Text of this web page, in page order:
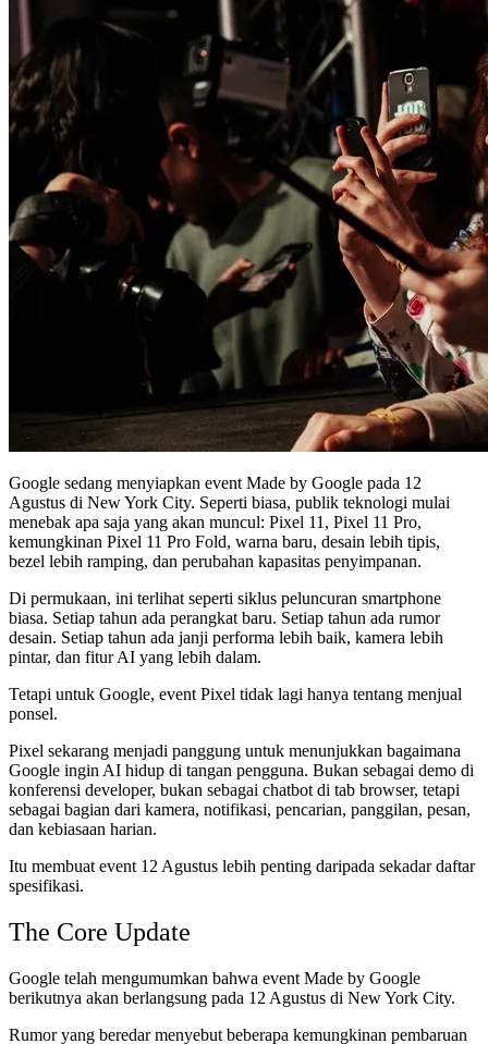
Google sedang menyiapkan event Made by Google pada 12
Agustus di New York City. Seperti biasa, publik teknologi mulai
menebak apa saja yang akan muncul: Pixel 11, Pixel 11 Pro,
kemungkinan Pixel 11 Pro Fold, warna baru, desain lebih tipis,
bezel lebih ramping, dan perubahan kapasitas penyimpanan.
Di permukaan, ini terlihat seperti siklus peluncuran smartphone
biasa. Setiap tahun ada perangkat baru. Setiap tahun ada rumor
desain. Setiap tahun ada janji performa lebih baik, kamera lebih
pintar, dan fitur AI yang lebih dalam.
Tetapi untuk Google, event Pixel tidak lagi hanya tentang menjual
ponsel.
Pixel sekarang menjadi panggung untuk menunjukkan bagaimana
Google ingin AI hidup di tangan pengguna. Bukan sebagai demo di
konferensi developer, bukan sebagai chatbot di tab browser, tetapi
sebagai bagian dari kamera, notifikasi, pencarian, panggilan, pesan,
dan kebiasaan harian.
Itu membuat event 12 Agustus lebih penting daripada sekadar daftar
spesifikasi.
The Core Update
Google telah mengumumkan bahwa event Made by Google
berikutnya akan berlangsung pada 12 Agustus di New York City.
Rumor yang beredar menyebut beberapa kemungkinan pembaruan